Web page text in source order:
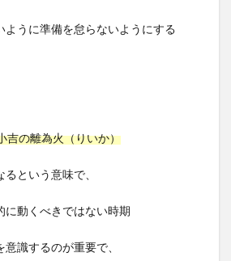
ように準備を怠らないようにする
吉の離為火（りいか）
るという意味で、
に動くべきではない時期
識するのが重要で、